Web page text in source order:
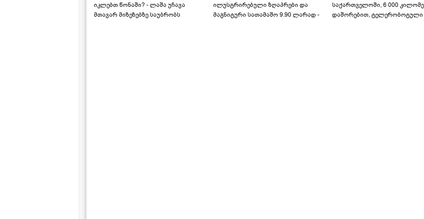
იკლებთ წონაში? - ლაშა უჩავა
მთავარ მიზეზებზე საუბრობს
ილუსტრირებული ზღაპრები და
მაგნიტური სათამაშო 9.90 ლარად -
საქართველოში, 6 000
დაშორებით, ტელერობოტული